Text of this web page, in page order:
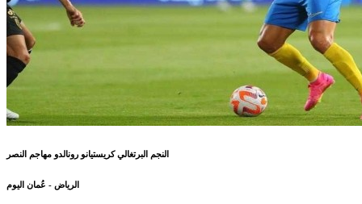
النجم البرتغالي كريستيانو رونالدو مهاجم النصر
الرياض - عُمان اليوم